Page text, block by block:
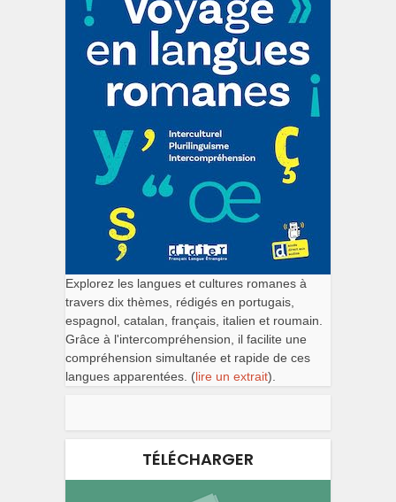
Explorez les langues et cultures romanes à
travers dix thèmes, rédigés en portugais,
espagnol, catalan, français, italien et roumain.
Grâce à l'intercompréhension, il facilite une
compréhension simultanée et rapide de ces
langues apparentées. (lire un extrait).
TÉLÉCHARGER